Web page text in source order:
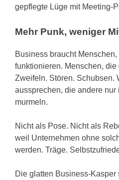
gepflegte Lüge mit Meeting-
Mehr Punk, weniger
Business braucht
funktionieren. Menschen, die
Zweifeln. Stören. Schubsen.
aussprechen, die andere nur
murmeln.
Nicht als Pose. Nicht als
weil Unternehmen ohne
werden. Träge.
Die glatten Business-